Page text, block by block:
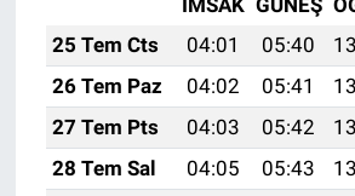
İMSAK GÜNEŞ
25 Tem Cts
04:01 05:40
26 Tem Paz
04:02 05:41
27 Tem Pts
04:03 05:42
28 Tem Sal
04:05 05:43